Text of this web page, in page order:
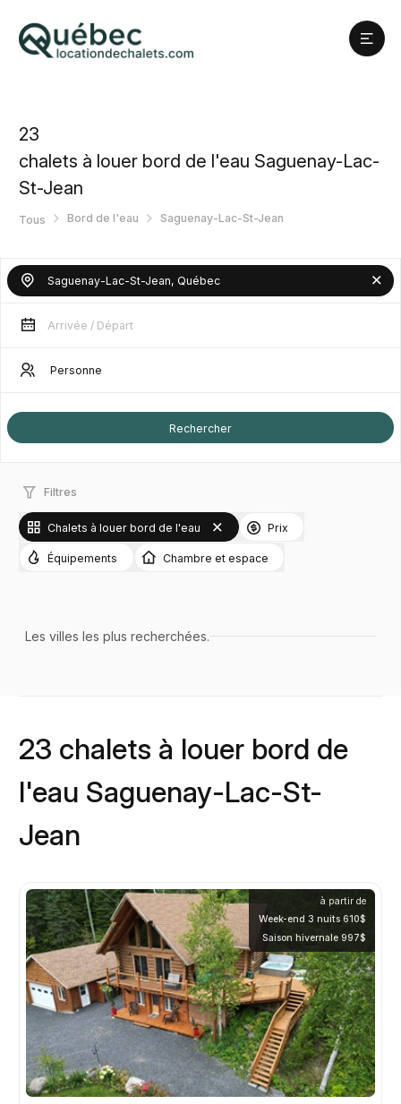
23
chalets à louer bord de l'eau Saguenay-Lac-
St-Jean
Tous Bord de l'eau Saguenay-Lac-St-Jean
Filtres
Chalets à louer bord de l'eau Prix
Équipements Chambre et espace
Les villes les plus recherchées.
23 chalets à louer bord de
l'eau Saguenay-Lac-St-
Jean
à partir de
Week-end 3 nuits 610$
Saison hivernale 997$